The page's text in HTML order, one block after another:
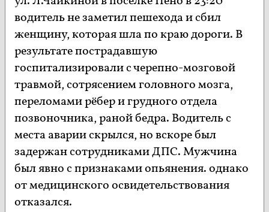
водитель не заметил пешехода и сбил
женщину, которая шла по краю дороги. В
результате пострадавшую
госпитализировали с черепно-мозговой
травмой, сотрясением головного мозга,
переломами рёбер и грудного отдела
позвоночника, раной бедра. Водитель с
места аварии скрылся, но вскоре был
задержан сотрудниками ДПС. Мужчина
был явно с признаками опьянения. однако
от медицинского освидетельствования
отказался.